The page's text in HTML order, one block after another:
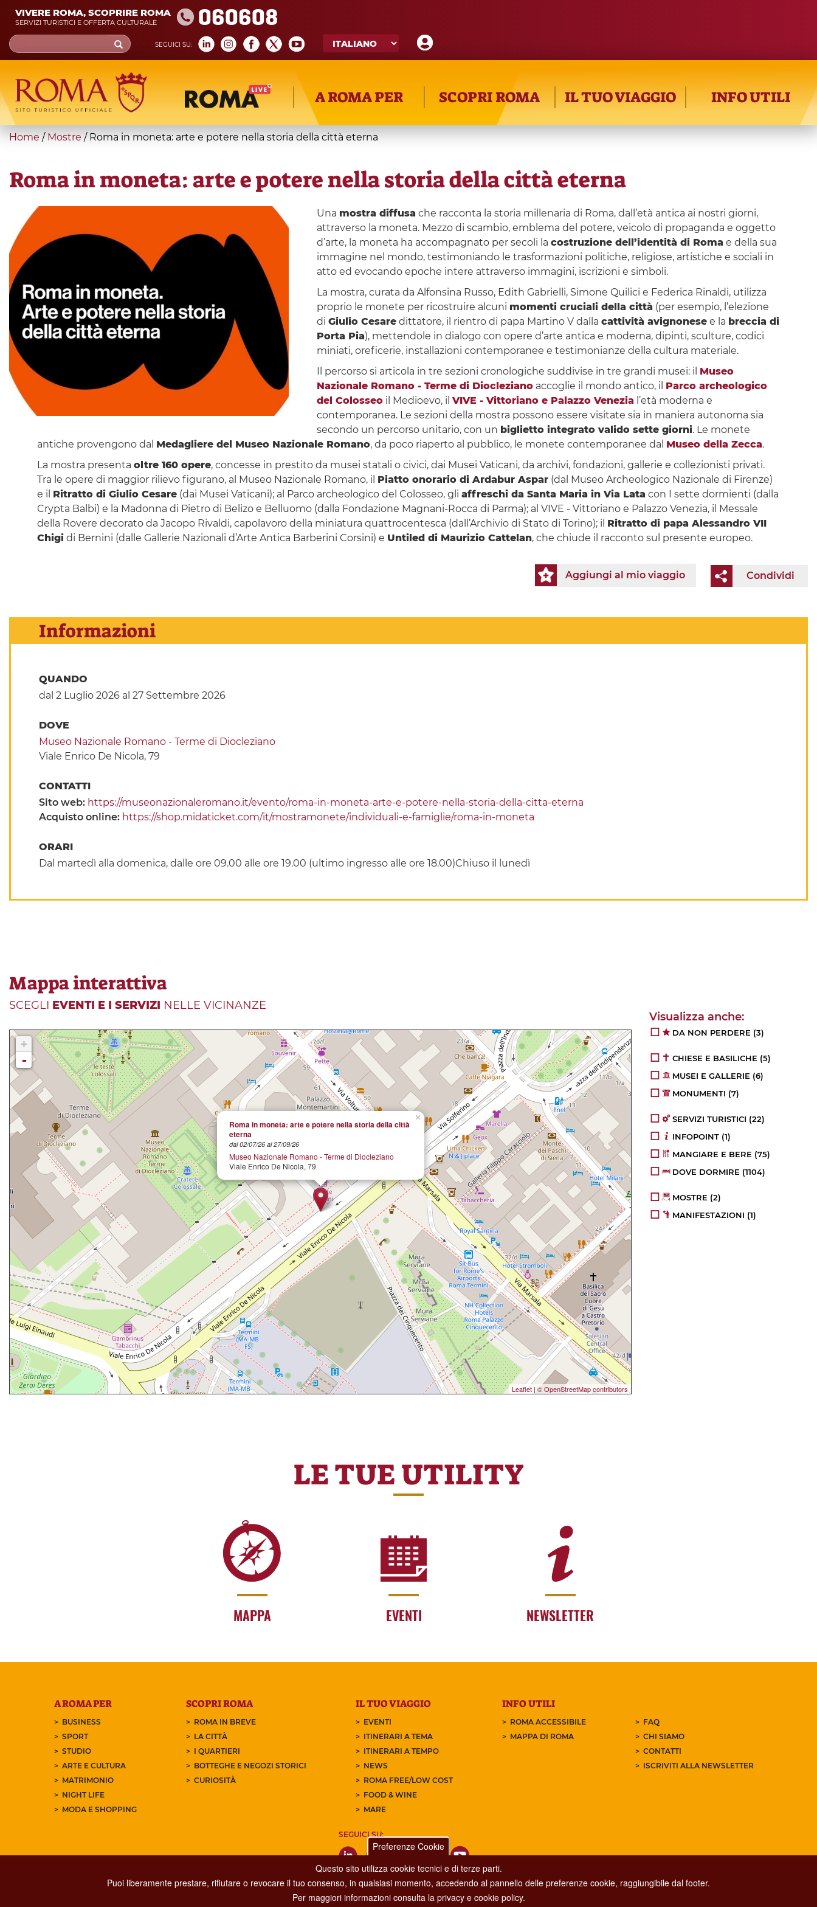
Skip
main
content
VIVERE ROMA, SCOPRIRE ROMA
SERVIZI TURISTICI E OFFERTA CULTURALE 060608
SEGUICI SU:
Search
form
Cerca
A ROMA PER SCOPRI ROMA IL TUO VIAGGIO INFO UTILI
You
here
Home / Mostre / Roma in moneta: arte e potere nella storia della città eterna
Roma in moneta: arte e potere nella storia della città eterna
Una mostra diffusa che racconta la storia millenaria di Roma, dall’età antica ai nostri giorni,
attraverso la moneta. Mezzo di scambio, emblema del potere, veicolo di propaganda e oggetto
d’arte, la moneta ha accompagnato per secoli la costruzione dell’identità di Roma e della sua
immagine nel mondo, testimoniando le trasformazioni politiche, religiose, artistiche e sociali in
atto ed evocando epoche intere attraverso immagini, iscrizioni e simboli.
La mostra, curata da Alfonsina Russo, Edith Gabrielli, Simone Quilici e Federica Rinaldi, utilizza
proprio le monete per ricostruire alcuni momenti cruciali della città (per esempio, l’elezione
di Giulio Cesaredittatore, il rientro di papa Martino V dalla cattività avignonesee la breccia di
Porta Pia), mettendole in dialogo con opere d’arte antica e moderna, dipinti, sculture, codici
miniati, oreficerie, installazioni contemporanee e testimonianze della cultura materiale.
Il percorso si articola in tre sezioni cronologiche suddivise in tre grandi musei: il Museo
Nazionale Romano - Terme di Dioclezianoaccoglie il mondo antico, il Parco archeologico
del Colosseoil Medioevo, il VIVE - Vittoriano e Palazzo Venezial’età moderna e
contemporanea. Le sezioni della mostra possono essere visitate sia in maniera autonoma sia
secondo un percorso unitario, con un biglietto integrato valido sette giorni. Le monete
antiche provengono dal Medagliere del Museo Nazionale Romano, da poco riaperto al pubblico, le monete contemporanee dal Museo della Zecca.
La mostra presenta oltre 160 opere, concesse in prestito da musei statali o civici, dai Musei Vaticani, da archivi, fondazioni, gallerie e collezionisti privati.
Tra le opere di maggior rilievo figurano, al Museo Nazionale Romano, il Piatto onorario di Ardabur Aspar(dal Museo Archeologico Nazionale di Firenze)
e il Ritratto di Giulio Cesare(dai Musei Vaticani); al Parco archeologico del Colosseo, gli affreschi da Santa Maria in Via Lata con I sette dormienti (dalla
Crypta Balbi) e la Madonna di Pietro di Belizo e Belluomo (dalla Fondazione Magnani-Rocca di Parma); al VIVE - Vittoriano e Palazzo Venezia, il Messale
della Rovere decorato da Jacopo Rivaldi, capolavoro della miniatura quattrocentesca (dall’Archivio di Stato di Torino); il Ritratto di papa Alessandro VII
Chigidi Bernini (dalle Gallerie Nazionali d’Arte Antica Barberini Corsini) e Untiled di Maurizio Cattelan, che chiude il racconto sul presente europeo.
Condividi
Aggiungi al mio viaggio
Informazioni
QUANDO
dal 2 Luglio 2026al 27 Settembre 2026
DOVE
Museo Nazionale Romano - Terme di Diocleziano
Viale Enrico De Nicola, 79
CONTATTI
Sito web: https://museonazionaleromano.it/evento/roma-in-moneta-arte-e-potere-nella-storia-della-citta-eterna
Acquisto online: https://shop.midaticket.com/it/mostramonete/individuali-e-famiglie/roma-in-moneta
ORARI
Dal martedì alla domenica, dalle ore 09.00 alle ore 19.00 (ultimo ingresso alle ore 18.00)Chiuso il lunedì
Mappa interattiva
SCEGLI EVENTI E I SERVIZI NELLE VICINANZE
×
Roma in moneta: arte e potere nella storia della città
eterna
dal 02/07/26 al 27/09/26
Museo Nazionale Romano - Terme di Diocleziano
Viale Enrico De Nicola, 79
+
-
Leaflet |© OpenStreetMap contributors
DA NON PERDERE (3)
CHIESE E BASILICHE (5)
MUSEI E GALLERIE (6)
MONUMENTI (7)
SERVIZI TURISTICI (22)
INFOPOINT (1)
MANGIARE E BERE (75)
DOVE DORMIRE (1104)
MOSTRE (2)
MANIFESTAZIONI (1)
LE TUE UTILITY
MAPPA EVENTI NEWSLETTER
A ROMA PER
BUSINESS
SPORT
STUDIO
ARTE E CULTURA
MATRIMONIO
NIGHT LIFE
MODA E SHOPPING
SCOPRI ROMA
ROMA IN BREVE
LA CITTÀ
I QUARTIERI
BOTTEGHE E NEGOZI STORICI
CURIOSITÀ
IL TUO VIAGGIO
EVENTI
ITINERARI A TEMA
ITINERARI A TEMPO
NEWS
ROMA FREE/LOW COST
FOOD & WINE
MARE
INFO UTILI
ROMA ACCESSIBILE
MAPPA DI ROMA
FAQ
CHI SIAMO
CONTATTI
ISCRIVITI ALLA NEWSLETTER
SEGUICI SU:
Preferenze Cookie
Questo sito utilizza cookie tecnici e di terze parti.
Puoi liberamente prestare, rifiutare o revocare il tuo consenso, in qualsiasi momento, accedendo al pannello delle preferenze cookie, raggiungibile dal footer.
Per maggiori informazioni consulta la privacy e cookie policy.